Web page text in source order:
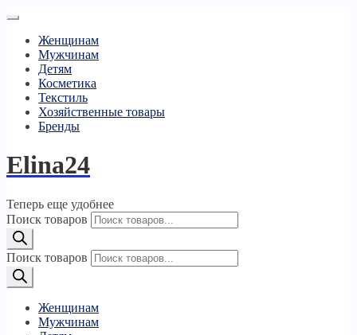
Женщинам
Мужчинам
Детям
Косметика
Текстиль
Хозяйственные товары
Бренды
Elina24
Теперь еще удобнее
Поиск товаров
Поиск товаров
Женщинам
Мужчинам